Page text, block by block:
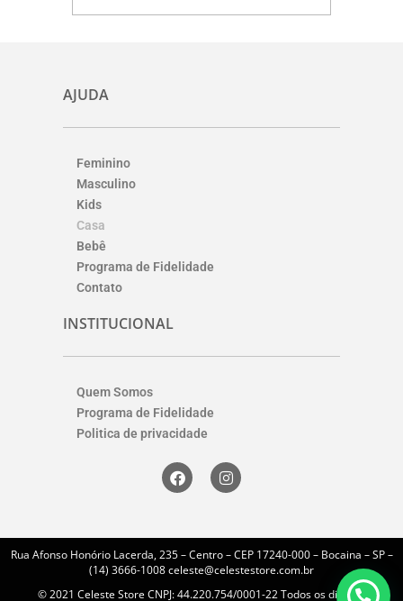
AJUDA
Feminino
Masculino
Kids
Casa
Bebê
Programa de Fidelidade
Contato
INSTITUCIONAL
Quem Somos
Programa de Fidelidade
Politica de privacidade
Rua Afonso Honório Lacerda, 235 – Centro – CEP 17240-000 – Bocaina – SP –
(14) 3666-1008 celeste@celestestore.com.br
© 2021 Celeste Store CNPJ: 44.220.754/0001-22 Todos os direitos